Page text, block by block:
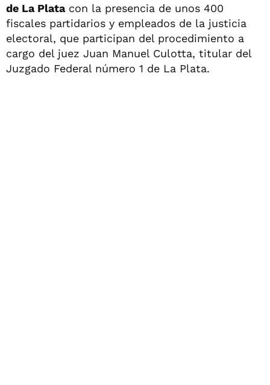
de La Platacon la presencia de unos 400
fiscales partidarios y empleados de la justicia
electoral, que participan del procedimiento a
cargo del juez Juan Manuel Culotta, titular del
Juzgado Federal número 1 de La Plata.